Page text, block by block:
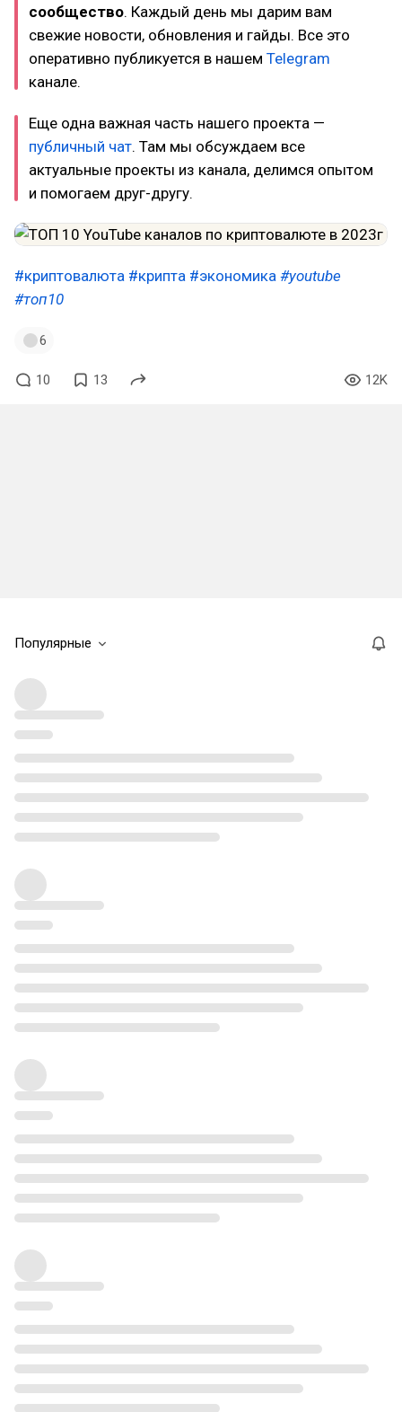
сообщество. Каждый день мы дарим вам
свежие новости, обновления и гайды. Все это
оперативно публикуется в нашем Telegram
канале.
Еще одна важная часть нашего проекта —
публичный чат. Там мы обсуждаем все
актуальные проекты из канала, делимся опытом
и помогаем друг-другу.
#криптовалюта #крипта #экономика #youtube
#топ10
6
10 13 12K
Популярные